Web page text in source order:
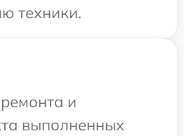
техники.
и
выполненных